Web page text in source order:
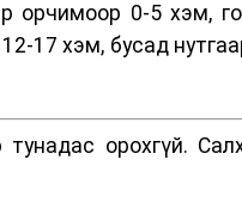
орчимоор 0-5 хэм,
17 хэм, бусад
орохгүй.